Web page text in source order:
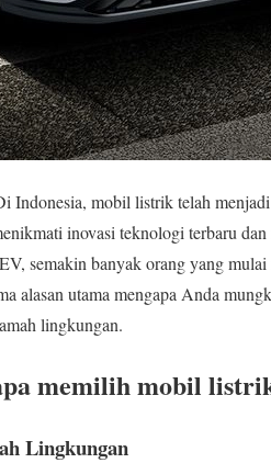
Indonesia, mobil listrik telah
inovasi teknologi terbaru
semakin banyak orang yang
alasan utama mengapa Anda
lingkungan.
memilih mobil
Lingkungan